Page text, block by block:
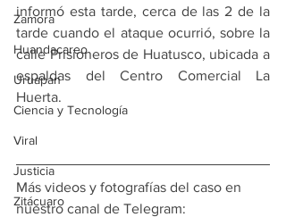
Zamora
Huandacareo
Uruapan
Ciencia y Tecnología
Viral
Justicia
Zitácuaro
informó esta tarde, cerca de las 2 de la
tarde cuando el ataque ocurrió, sobre la
calle Prisioneros de Huatusco, ubicada a
espaldas del Centro Comercial La
Huerta.
Más videos y fotografías del caso en
nuestro canal de Telegram: